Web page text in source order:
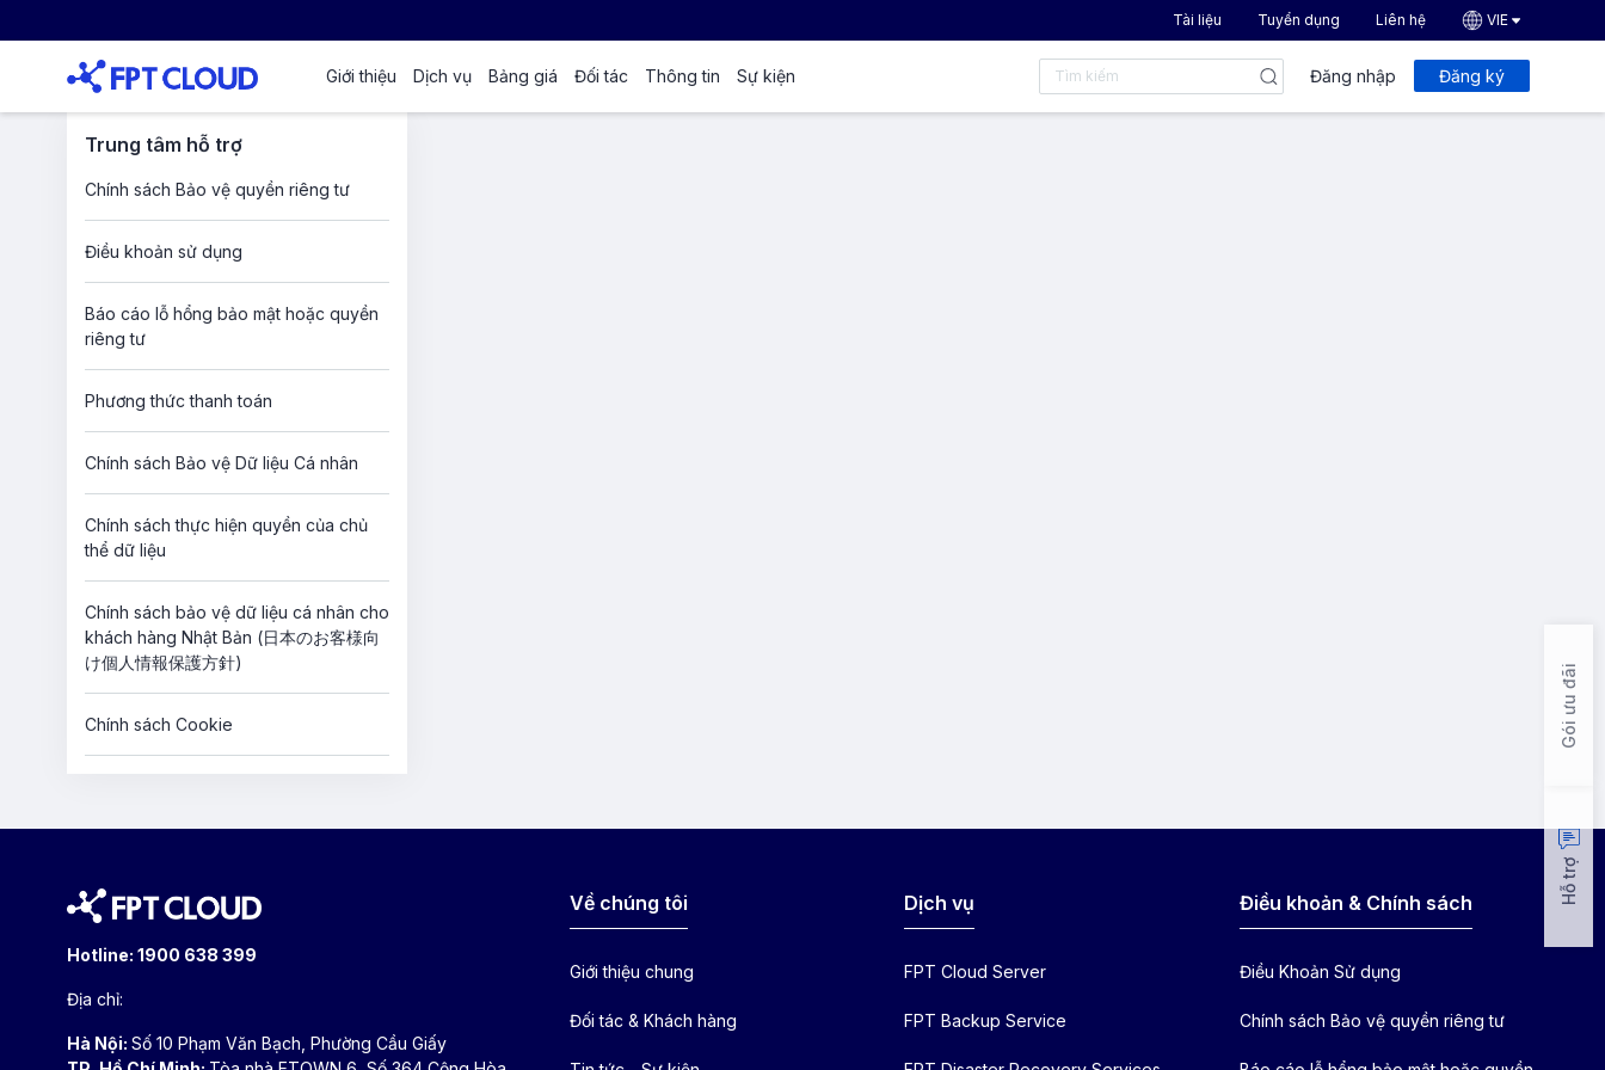
Tài liệu Tuyển dụng Liên hệ VIE
Giới thiệu Dịch vụ Bảng giá Đối tác Thông tin Sự kiện Đăng nhập Đăng ký
Trung tâm hỗ trợ
Chính sách Bảo vệ quyền riêng tư
Điều khoản sử dụng
Báo cáo lỗ hổng bảo mật hoặc quyền
riêng tư
Phương thức thanh toán
Chính sách Bảo vệ Dữ liệu Cá nhân
Chính sách thực hiện quyền của chủ
thể dữ liệu
Chính sách bảo vệ dữ liệu cá nhân cho
khách hàng Nhật Bản (日本のお客様向
け個人情報保護方針)
Chính sách Cookie
Hotline: 1900 638 399
Địa chỉ:
Hà Nội: Số 10 Phạm Văn Bạch, Phường Cầu Giấy
Về chúng tôi
Giới thiệu chung
Đối tác & Khách hàng
Dịch vụ
FPT Cloud Server
FPT Backup Service
Điều khoản & Chính sách
Điều Khoản Sử dụng
Chính sách Bảo vệ quyền riêng tư
Hỗ trợ
Gói ưu đãi